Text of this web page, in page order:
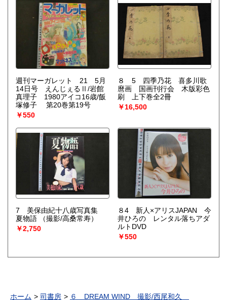
週刊マーガレット 21 5月
14日号 えんじぇるⅡ/岩館
真理子 1980アイコ16歳/飯
塚修子 第20巻第19号
￥550
８ 5 四季乃花 喜多川歌
麿画 国画刊行会 木版彩色
刷 上下巻全2冊
￥16,500
7 美保由紀十八歳写真集
夏物語
（撮影/高桑常寿）
￥2,750
８4 新人×アリスJAPAN 今
井ひろの レンタル落ちアダ
ルトDVD
￥550
ホーム 司書房 ６ DREAM WIND 撮影/西尾和久